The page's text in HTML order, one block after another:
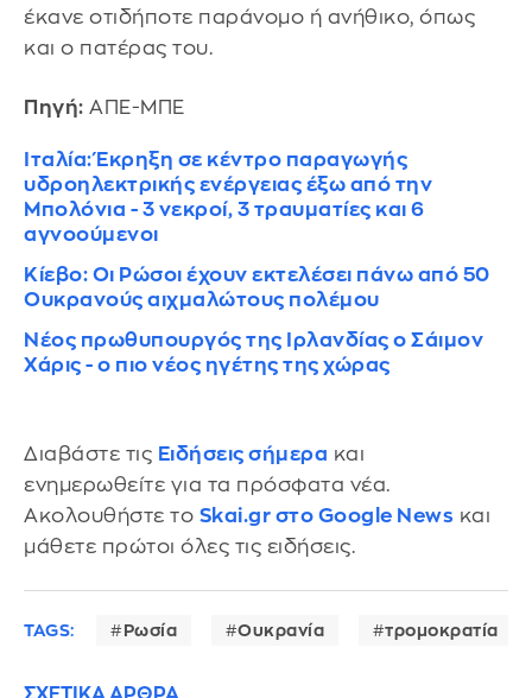
έκανε οτιδήποτε παράνομο ή ανήθικο, όπως
και ο πατέρας του.
Πηγή: ΑΠΕ-ΜΠΕ
Ιταλία: Έκρηξη σε κέντρο παραγωγής
υδροηλεκτρικής ενέργειας έξω από την
Μπολόνια - 3 νεκροί, 3 τραυματίες και 6
αγνοούμενοι
Κίεβο: Οι Ρώσοι έχουν εκτελέσει πάνω από 50
Ουκρανούς αιχμαλώτους πολέμου
Νέος πρωθυπουργός της Ιρλανδίας ο Σάιμον
Χάρις - o πιο νέος ηγέτης της χώρας
Διαβάστε τις Ειδήσεις σήμερα και
ενημερωθείτε για τα πρόσφατα νέα.
Ακολουθήστε το Skai.gr στο Google News και
μάθετε πρώτοι όλες τις ειδήσεις.
TAGS: Ρωσία Ουκρανία τρομοκρατία